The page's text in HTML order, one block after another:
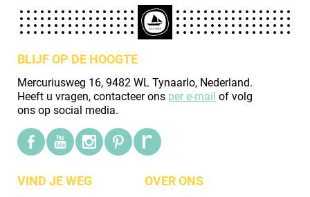
BLIJF OP DE HOOGTE
Mercuriusweg 16, 9482 WL Tynaarlo, Nederland.
Heeft u vragen, contacteer ons per e-mail of volg
ons op social media.
VIND JE WEG OVER ONS